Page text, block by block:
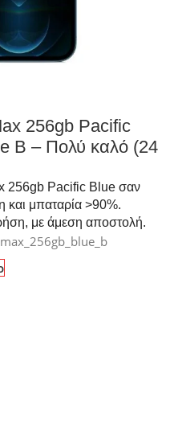
256gb Pacific
B – Πολύ καλό (24
256gb Pacific Blue σαν
και μπαταρία >90%.
με άμεση αποστολή.